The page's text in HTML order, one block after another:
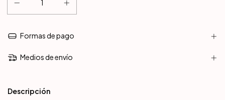
Formas de pago
Medios de envío
Descripción